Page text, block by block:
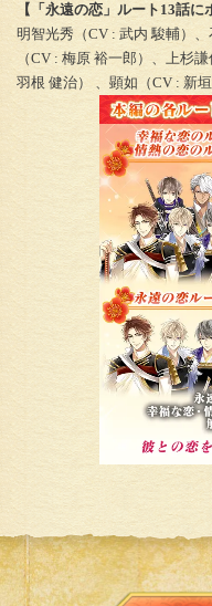
【「永遠の恋」ルート13話に
明智光秀（CV : 武内 駿輔）
（CV : 梅原 裕一郎）、上杉
羽根 健治） 、顕如（CV : 新